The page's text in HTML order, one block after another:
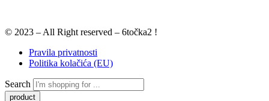
© 2023 – All Right reserved – 6točka2 !
Pravila privatnosti
Politika kolačića (EU)
Search